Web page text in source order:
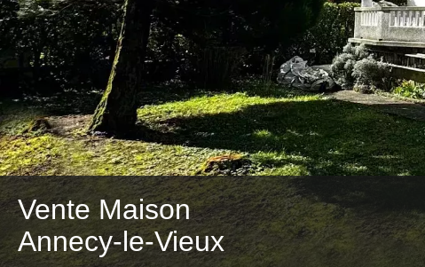
Vente Maison
Annecy-le-Vieux